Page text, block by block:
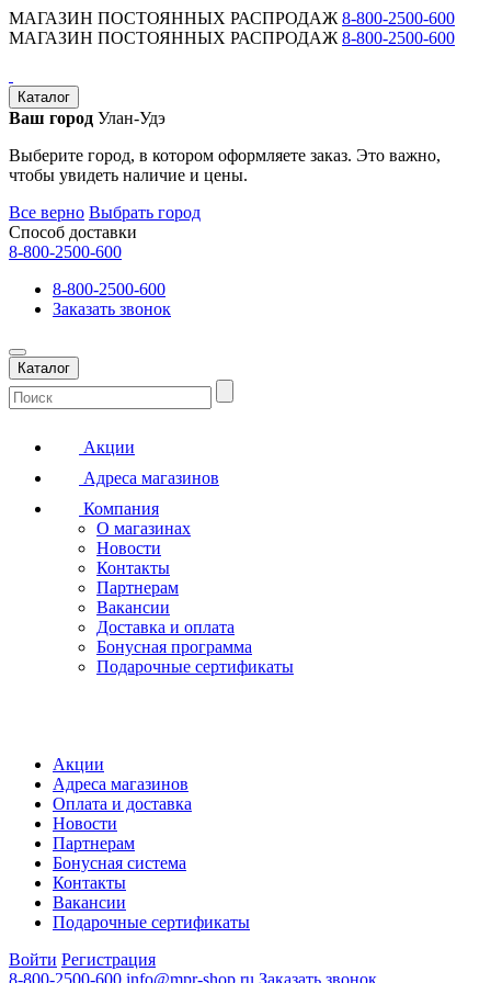
МАГАЗИН ПОСТОЯННЫХ РАСПРОДАЖ 8-800-2500-600
МАГАЗИН ПОСТОЯННЫХ РАСПРОДАЖ 8-800-2500-600
Каталог
Ваш город Улан-Удэ
Выберите город, в котором оформляете заказ. Это важно,
чтобы увидеть наличие и цены.
Все верно Выбрать город
Способ доставки
8-800-2500-600
8-800-2500-600
Заказать звонок
Каталог
Акции
Адреса магазинов
Компания
О магазинах
Новости
Контакты
Партнерам
Вакансии
Доставка и оплата
Бонусная программа
Подарочные сертификаты
Акции
Адреса магазинов
Оплата и доставка
Новости
Партнерам
Бонусная система
Контакты
Вакансии
Подарочные сертификаты
Войти Регистрация
8-800-2500-600 info@mpr-shop.ru Заказать звонок